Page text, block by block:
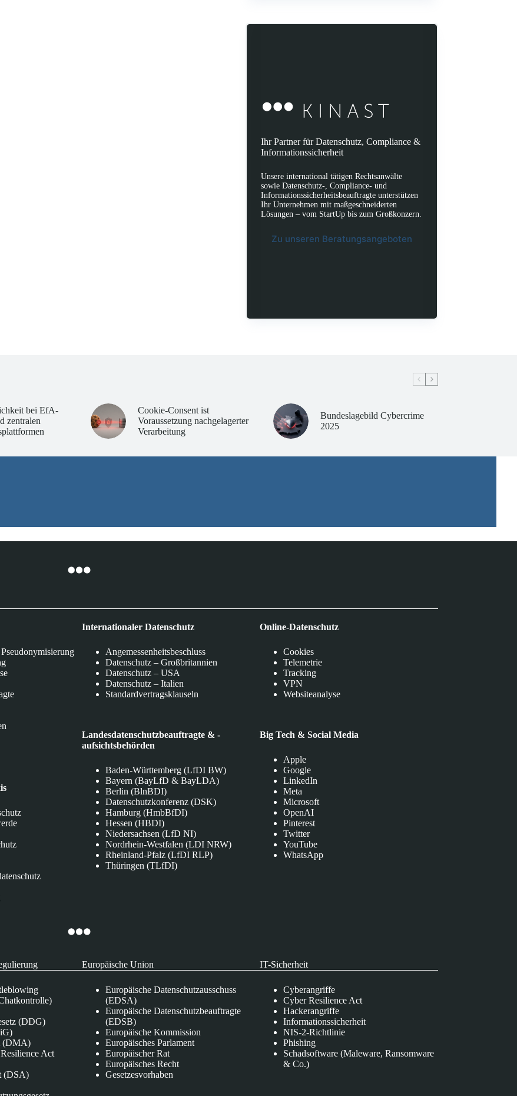
Ihr Partner für Datenschutz, Compliance &
Informationssicherheit
Unsere international tätigen Rechtsanwälte
sowie Datenschutz-, Compliance- und
Informationssicherheitsbeauftragte unterstützen
Ihr Unternehmen mit maßgeschneiderten
Lösungen – vom StartUp bis zum Großkonzern.
Zu unseren Beratungsangeboten
bei EfA-
zentralen
Cookie-Consent ist
Voraussetzung nachgelagerter
Verarbeitung
Bundeslagebild Cybercrime
2025
Internationaler Datenschutz
Angemessenheitsbeschluss
Datenschutz – Großbritannien
Datenschutz – USA
Datenschutz – Italien
Standardvertragsklauseln
Landesdatenschutzbeauftragte & -
aufsichtsbehörden
Baden-Württemberg (LfDI BW)
Bayern (BayLfD & BayLDA)
Berlin (BlnBDI)
Datenschutzkonferenz (DSK)
Hamburg (HmbBfDI)
Hessen (HBDI)
Niedersachsen (LfD NI)
Nordrhein-Westfalen (LDI NRW)
Rheinland-Pfalz (LfDI RLP)
Thüringen (TLfDI)
Online-Datenschutz
Cookies
Telemetrie
Tracking
VPN
Websiteanalyse
Big Tech & Social Media
Apple
Google
LinkedIn
Meta
Microsoft
OpenAI
Pinterest
Twitter
YouTube
WhatsApp
(DDG)
(DMA)
Act
(DSA)
Europäische Union
Europäische Datenschutzausschuss
(EDSA)
Europäische Datenschutzbeauftragte
(EDSB)
Europäische Kommission
Europäisches Parlament
Europäischer Rat
Europäisches Recht
Gesetzesvorhaben
IT-Sicherheit
Cyberangriffe
Cyber Resilience Act
Hackerangriffe
Informationssicherheit
NIS-2-Richtlinie
Phishing
Schadsoftware (Maleware, Ransomware
& Co.)